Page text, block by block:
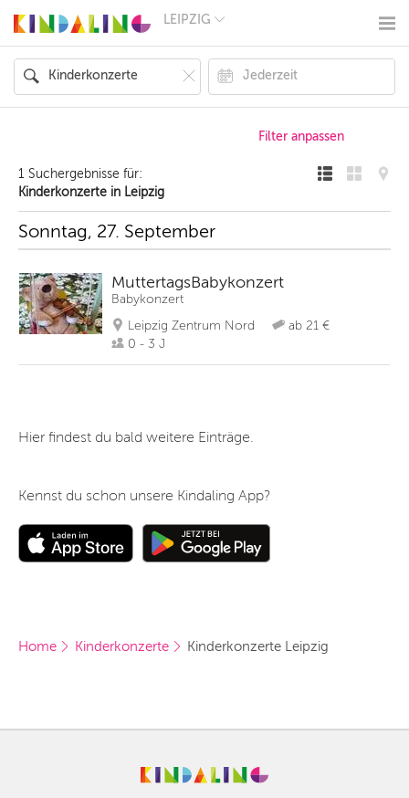
LEIPZIG
BERLIN
MÜNCHEN
HAMBURG
KÖLN
HANNOVER
LEIPZIG
DRESDEN
NÜRNBERG
WIEN
ANDERE
REGIONEN
1 Suchergebnisse für:
Kinderkonzerte in Leipzig
Sonntag, 27. September
MuttertagsBabykonzert
Babykonzert
Leipzig Zentrum Nord
ab 21 €
0 - 3 J
Hier findest du bald weitere Einträge.
Kennst du schon unsere Kindaling App?
Home Kinderkonzerte Kinderkonzerte Leipzig